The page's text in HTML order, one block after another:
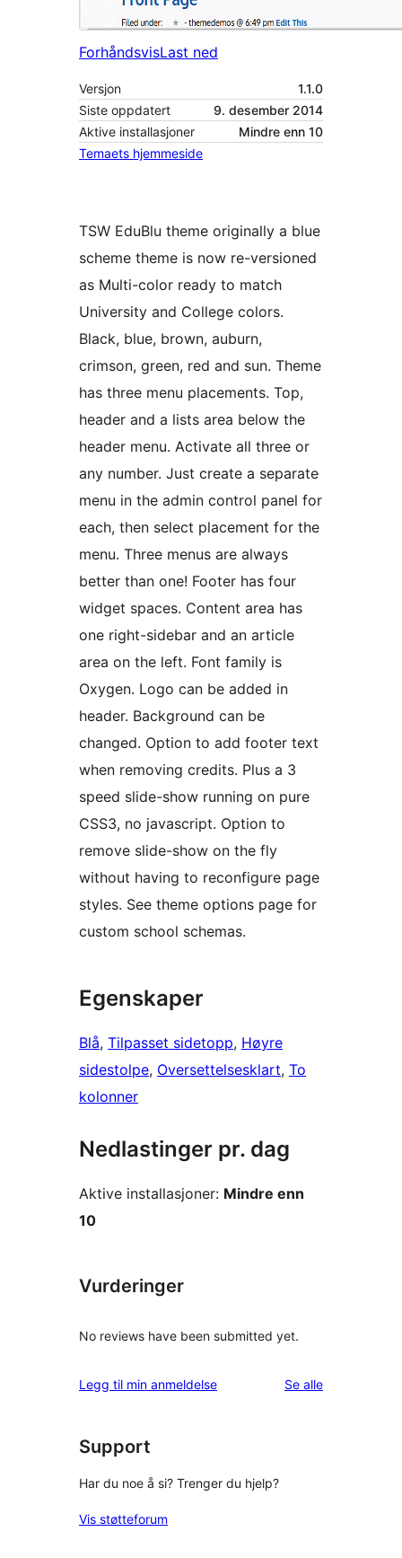
ForhåndsvisLast ned
Versjon
1.1.0
Siste oppdatert
9. desember 2014
Aktive installasjoner
Mindre enn 10
Temaets hjemmeside
TSW EduBlu theme originally a blue
scheme theme is now re-versioned
as Multi-color ready to match
University and College colors.
Black, blue, brown, auburn,
crimson, green, red and sun. Theme
has three menu placements. Top,
header and a lists area below the
header menu. Activate all three or
any number. Just create a separate
menu in the admin control panel for
each, then select placement for the
menu. Three menus are always
better than one! Footer has four
widget spaces. Content area has
one right-sidebar and an article
area on the left. Font family is
Oxygen. Logo can be added in
header. Background can be
changed. Option to add footer text
when removing credits. Plus a 3
speed slide-show running on pure
CSS3, no javascript. Option to
remove slide-show on the fly
without having to reconfigure page
styles. See theme options page for
custom school schemas.
Egenskaper
Blå, Tilpasset sidetopp, Høyre
sidestolpe, Oversettelsesklart, To
kolonner
Nedlastinger pr. dag
Aktive installasjoner: Mindre enn
10
Vurderinger
No reviews have been submitted yet.
Legg til min anmeldelse Se alleomtalene
Support
Har du noe å si? Trenger du hjelp?
Vis støtteforum